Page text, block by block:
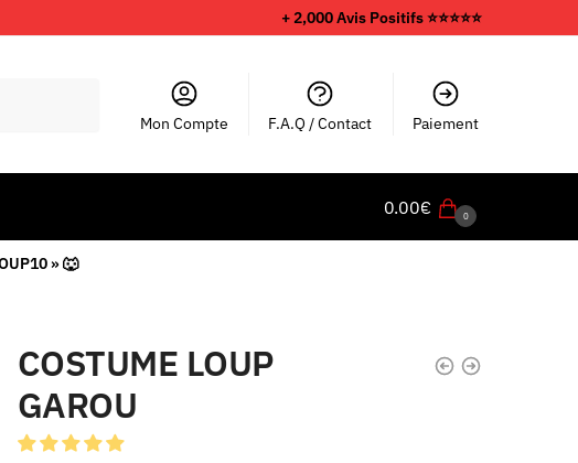
+ 2,000 Avis Positifs ⭐️⭐️⭐️⭐️⭐️
Mon Compte F.A.Q / Contact Paiement
0.00€ 0
» 🐺
COSTUME LOUP
GAROU